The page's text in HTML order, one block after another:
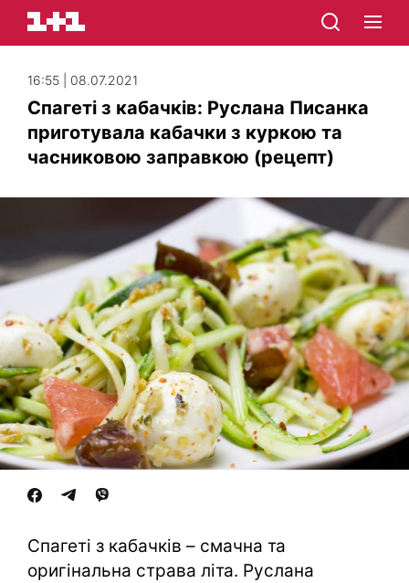
16:55 | 08.07.2021
Спагеті з кабачків: Руслана Писанка
приготувала кабачки з куркою та
часниковою заправкою (рецепт)
Спагеті з кабачків – смачна та
оригінальна страва літа. Руслана